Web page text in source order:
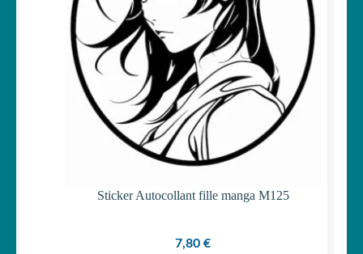
Sticker Autocollant fille manga M125
7,80 €